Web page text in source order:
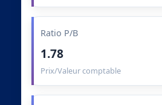
Ratio P/B
1.78
Prix/Valeur comptable